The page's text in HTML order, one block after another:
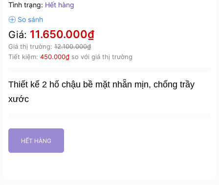
Tình trạng: Hết hàng
Giá: 11.650.000₫
Giá thị trường: 12.100.000₫
Tiết kiệm: 450.000₫ so với giá thị trường
Thiết kế 2 hố chậu bề mặt nhẵn mịn, chống trầy
xước
HẾT HÀNG